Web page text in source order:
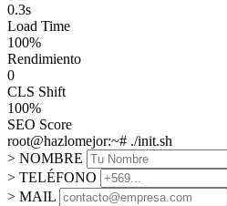
0.3s
Load Time
100%
Rendimiento
0
CLS Shift
100%
SEO Score
root@hazlomejor:~# ./init.sh
> NOMBRE
> TELÉFONO
> MAIL